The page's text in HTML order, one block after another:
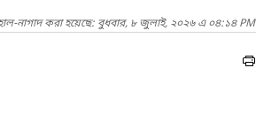
নাগাদ করা হয়েছে: বুধবার, ৮ জুলাই, ২০২৬ এ ০৪:১৪ PM